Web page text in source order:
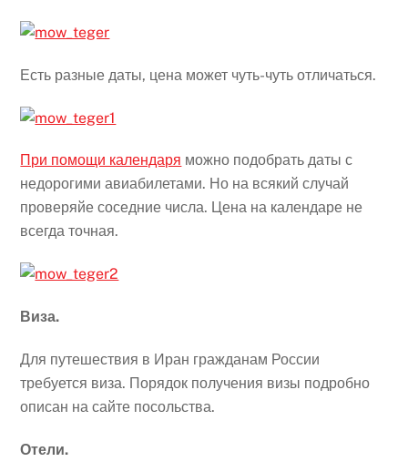
Есть разные даты, цена может чуть-чуть отличаться.
При помощи календаря можно подобрать даты с
недорогими авиабилетами. Но на всякий случай
проверяйе соседние числа. Цена на календаре не
всегда точная.
Виза.
Для путешествия в Иран гражданам России
требуется виза. Порядок получения визы подробно
описан на сайте посольства.
Отели.